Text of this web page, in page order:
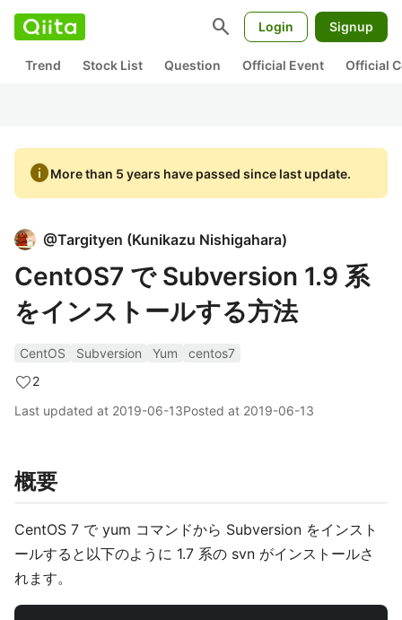
search Login Signup
Trend Stock List Question Official Event Official
infoMore than 5 years have passed since last update.
@Targityen (Kunikazu Nishigahara)
CentOS7 で Subversion 1.9 系
をインストールする方法
CentOS Subversion Yum
centos7
2
Last updated at 2019-06-13Posted at 2019-06-13
概要
CentOS 7 で yum コマンドから Subversion をインスト
ールすると以下のように 1.7 系の svn がインストールさ
れます。